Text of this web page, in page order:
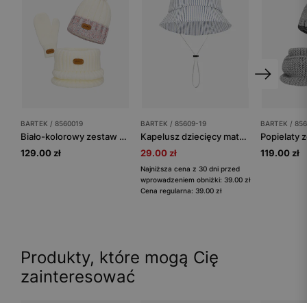
BARTEK / 8560019
Biało-kolorowy zestaw czapka + komin + rękawiczki BARTEK 85600-19
129.00 zł
BARTEK / 85609-19
Kapelusz dziecięcy materiałowy w biało-niebieskie paski
29.00 zł
Najniższa cena z 30 dni przed
wprowadzeniem obniżki: 39.00 zł
Cena regularna: 39.00 zł
BARTEK /
119.00 zł
Produkty, które mogą Cię
zainteresować